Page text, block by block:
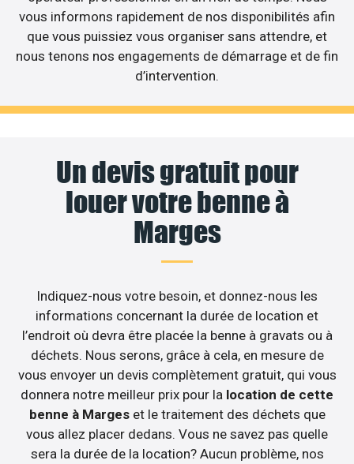
vous informons rapidement de nos disponibilités afin
que vous puissiez vous organiser sans attendre, et
nous tenons nos engagements de démarrage et de fin
d’intervention.
Un devis gratuit pour
louer votre benne à
Marges
Indiquez-nous votre besoin, et donnez-nous les
informations concernant la durée de location et
l’endroit où devra être placée la benne à gravats ou à
déchets. Nous serons, grâce à cela, en mesure de
vous envoyer un devis complètement gratuit, qui vous
donnera notre meilleur prix pour la location de cette
benne à Marges et le traitement des déchets que
vous allez placer dedans. Vous ne savez pas quelle
sera la durée de la location? Aucun problème, nos